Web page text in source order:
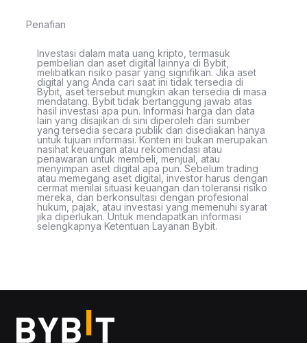
Penafian
Investasi dalam mata uang kripto, termasuk
pembelian dan aset digital lainnya di Bybit,
melibatkan risiko pasar yang signifikan. Jika aset
digital yang Anda cari saat ini tidak tersedia di
Bybit, aset tersebut mungkin akan tersedia di masa
mendatang. Bybit tidak bertanggung jawab atas
hasil investasi apa pun. Informasi harga dan data
lain yang disajikan di sini diperoleh dari sumber
yang tersedia secara publik dan disediakan hanya
untuk tujuan informasi. Konten ini bukan merupakan
nasihat keuangan atau rekomendasi atau
penawaran untuk membeli, menjual, atau
menyimpan aset digital apa pun. Sebelum trading
atau memegang aset digital, investor harus dengan
cermat menilai situasi keuangan dan toleransi risiko
mereka, dan berkonsultasi dengan profesional
hukum, pajak, atau investasi yang memenuhi syarat
jika diperlukan. Untuk mendapatkan informasi
selengkapnya Ketentuan Layanan Bybit.